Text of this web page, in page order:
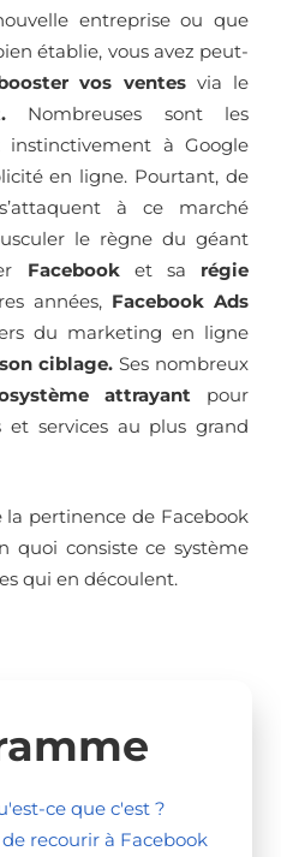
entreprise ou que
établie, vous avez peut-
vos ventesvia le
Nombreuses sont les
à Google
en ligne. Pourtant, de
à ce marché
le règne du géant
Facebooket sa régie
années, Facebook Ads
du marketing en ligne
ciblage.Ses nombreux
attrayant pour
et services au plus grand
la pertinence de Facebook
quoi consiste ce système
qui en découlent.
ce que c'est ?
recourir à Facebook